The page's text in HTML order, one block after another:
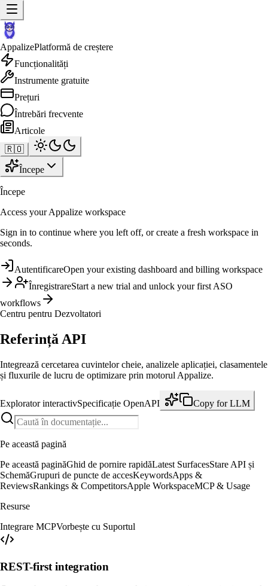
AppalizePlatformă de creștere
Funcționalități
Instrumente gratuite
Prețuri
Întrebări frecvente
Articole
🇷🇴
Începe
Începe
Access your Appalize workspace
Sign in to continue where you left off, or create a fresh workspace in
seconds.
AutentificareOpen your existing dashboard and billing workspace
ÎnregistrareStart a new trial and unlock your first ASO
workflows
Centru pentru Dezvoltatori
Referință API
Integrează cercetarea cuvintelor cheie, analizele aplicației, clasamentele
și fluxurile de lucru de optimizare prin motorul Appalize.
Explorator interactivSpecificație OpenAPI Copy for LLM
Pe această pagină
Pe această paginăGhid de pornire rapidăLatest SurfacesStare API și
SchemăGrupuri de puncte de accesKeywordsApps &
ReviewsRankings & CompetitorsApple WorkspaceMCP & Usage
Resurse
Integrare MCPVorbește cu Suportul
REST-first integration